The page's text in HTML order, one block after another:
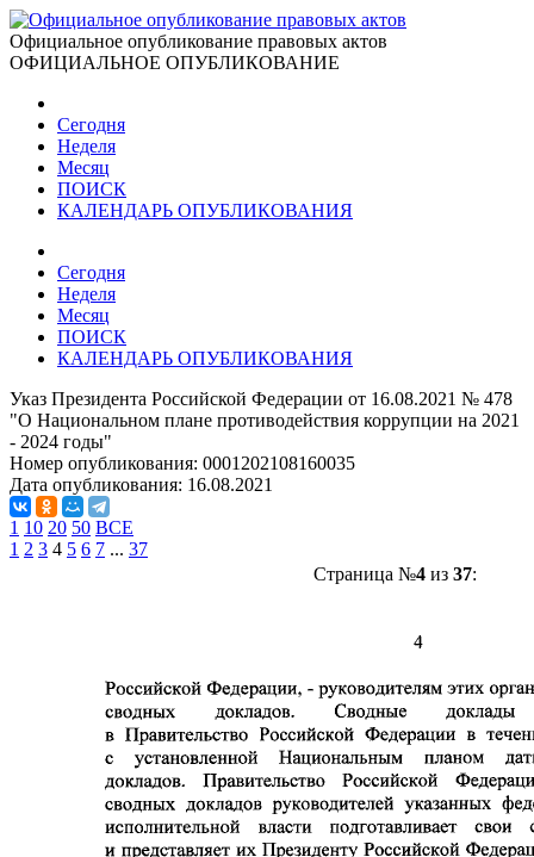
Официальное опубликование правовых актов
ОФИЦИАЛЬНОЕ ОПУБЛИКОВАНИЕ
Сегодня
Неделя
Месяц
ПОИСК
КАЛЕНДАРЬ ОПУБЛИКОВАНИЯ
Сегодня
Неделя
Месяц
ПОИСК
КАЛЕНДАРЬ ОПУБЛИКОВАНИЯ
Указ Президента Российской Федерации от 16.08.2021 № 478
"О Национальном плане противодействия коррупции на 2021
- 2024 годы"
Номер опубликования: 0001202108160035
Дата опубликования: 16.08.2021
1 10 20 50 ВСЕ
1 2 3 4 5 6 7 ... 37
Страница №4из 37: